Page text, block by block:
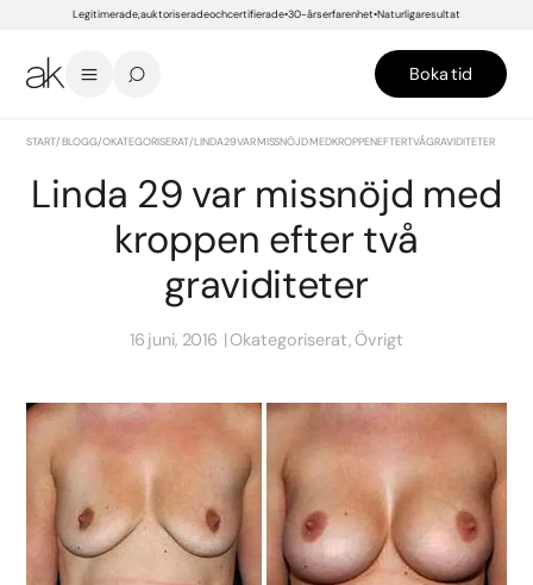
Legitimerade, auktoriserade och certifierade 30-års erfarenhet Naturliga resultat
Boka tid
START/BLOGG/OKATEGORISERAT/LINDA 29 VAR MISSNÖJD MED KROPPEN EFTER TVÅ GRAVIDITETER
Linda 29 var missnöjd med
kroppen efter två
graviditeter
16 juni, 2016 Okategoriserat, Övrigt